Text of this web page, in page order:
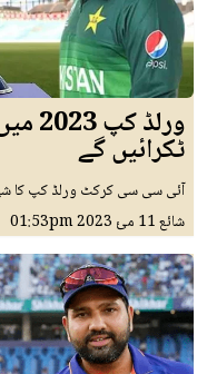
ٹکرائیں گے
آئی سی سی کرکٹ ورلڈ کپ کا شیڈول
شائع11 مئ 2023 01:53pm